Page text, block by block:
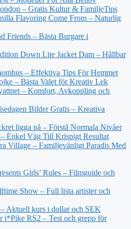
– Gratis Kultur & FamiljeTips
Flavoring Come From – Naturlig
Friends – Bästa Burgare i
Down Lite Jacket Dam – Hållbar
– Effektiva Tips För Hemmet
– Bästa Valet för Kreativ Lek
– Komfort, Avkoppling och
Bilder Gratis – Kreativa
ligga på – Förstå Normala Nivåer
Enkel Väg Till Krispigt Resultat
Village – Familjevänligt Paradis Med
Girls’ Rules – Filmguide och
Show – Full lista artister och
Aktuell kurs i dollar och SEK
i*Pike RS2 – Test och grepp för